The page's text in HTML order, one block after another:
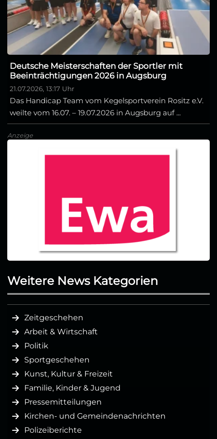
Deutsche Meisterschaften der Sportler mit
Beeinträchtigungen 2026 in Augsburg
21.07.2026, 13:17 Uhr
Das Handicap Team vom Kegelsportverein Rositz e.V.
weilte vom 16.07. – 19.07.2026 in Augsburg auf ...
Anzeige
Weitere News Kategorien
Zeitgeschehen
Arbeit & Wirtschaft
Politik
Sportgeschehen
Kunst, Kultur & Freizeit
Familie, Kinder & Jugend
Pressemitteilungen
Kirchen- und Gemeindenachrichten
Polizeiberichte